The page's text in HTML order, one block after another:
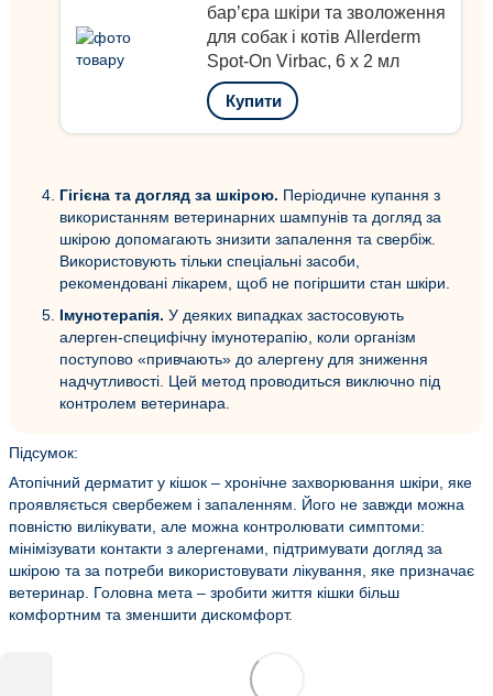
бар’єра шкіри та зволоження
для собак і котів Allerderm
Spot-On Virbac, 6 х 2 мл
Купити
Гігієна та догляд за шкірою. Періодичне купання з
використанням ветеринарних шампунів та догляд за
шкірою допомагають знизити запалення та свербіж.
Використовують тільки спеціальні засоби,
рекомендовані лікарем, щоб не погіршити стан шкіри.
Імунотерапія. У деяких випадках застосовують
алерген-специфічну імунотерапію, коли організм
поступово «привчають» до алергену для зниження
надчутливості. Цей метод проводиться виключно під
контролем ветеринара.
Підсумок:
Атопічний дерматит у кішок – хронічне захворювання шкіри, яке
проявляється свербежем і запаленням. Його не завжди можна
повністю вилікувати, але можна контролювати симптоми:
мінімізувати контакти з алергенами, підтримувати догляд за
шкірою та за потреби використовувати лікування, яке призначає
ветеринар. Головна мета – зробити життя кішки більш
комфортним та зменшити дискомфорт.